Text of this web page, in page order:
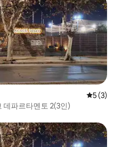
평점 5점
5 (3)
데파르타멘토 2(3인)